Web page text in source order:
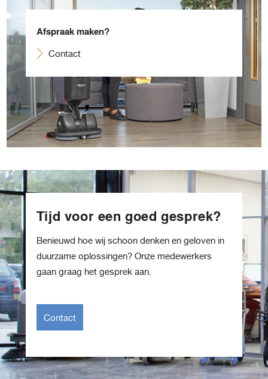
Afspraak maken?
Contact
Tijd voor een goed gesprek?
Benieuwd hoe wij schoon denken en geloven in
duurzame oplossingen? Onze medewerkers
gaan graag het gesprek aan.
Contact